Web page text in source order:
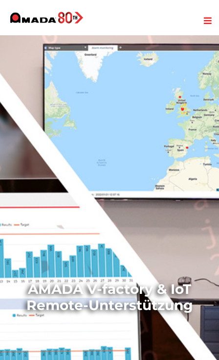
AMADA V-factory & IoT
Remote-Unterstützung